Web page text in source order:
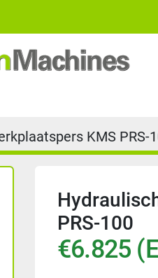
KMS PRS-
PRS-100
€6.825